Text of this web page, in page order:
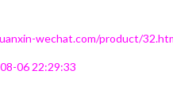
wechat.com/product/
06 22:29:33